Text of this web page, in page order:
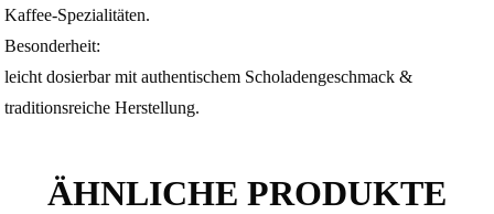
Kaffee-Spezialitäten.
Besonderheit:
leicht dosierbar mit authentischem Scholadengeschmack &
traditionsreiche Herstellung.
ÄHNLICHE PRODUKTE